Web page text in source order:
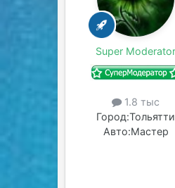
Super Moderator
1.8 тыс
Город:Тольятти
Авто:Мастер